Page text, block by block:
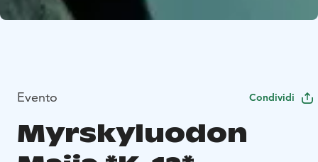
Evento Condividi
Myrskyluodon